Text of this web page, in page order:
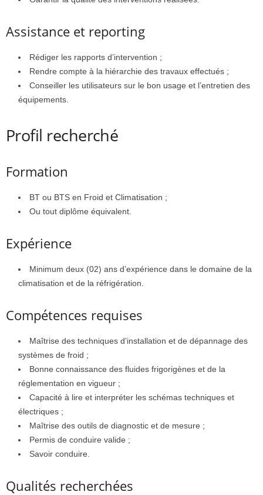
Assistance et reporting
Rédiger les rapports d’intervention ;
Rendre compte à la hiérarchie des travaux effectués ;
Conseiller les utilisateurs sur le bon usage et l’entretien des
équipements.
Profil recherché
Formation
BT ou BTS en Froid et Climatisation ;
Ou tout diplôme équivalent.
Expérience
Minimum deux (02) ans d’expérience dans le domaine de la
climatisation et de la réfrigération.
Compétences requises
Maîtrise des techniques d’installation et de dépannage des
systèmes de froid ;
Bonne connaissance des fluides frigorigènes et de la
réglementation en vigueur ;
Capacité à lire et interpréter les schémas techniques et
électriques ;
Maîtrise des outils de diagnostic et de mesure ;
Permis de conduire valide ;
Savoir conduire.
Qualités recherchées